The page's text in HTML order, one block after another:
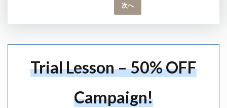
次へ
Trial Lesson – 50% OFF
Campaign!